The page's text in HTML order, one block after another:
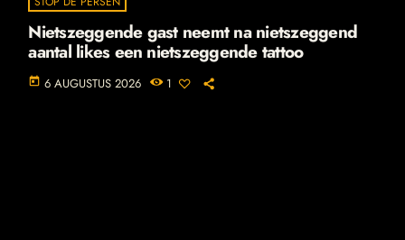
Nietszeggende gast neemt na nietszeggend
aantal likes een nietszeggende tattoo
today 6 AUGUSTUS 2026 1